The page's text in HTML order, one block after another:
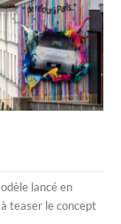
lancé en
teaser le concept